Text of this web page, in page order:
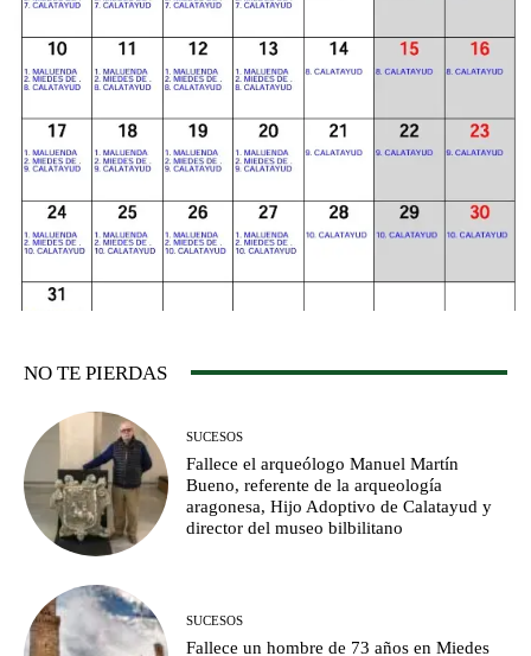
NO TE PIERDAS
SUCESOS
Fallece el arqueólogo Manuel Martín
Bueno, referente de la arqueología
aragonesa, Hijo Adoptivo de Calatayud y
director del museo bilbilitano
SUCESOS
Fallece un hombre de 73 años en Miedes